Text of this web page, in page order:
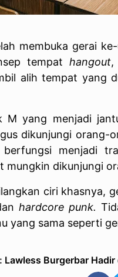
membuka gerai
tempathangout,
alih tempat yang
M yang menjadi
dikunjungi orang-
menjadi
mungkin dikunjungi
ciri khasnya,
hardcore punk.
yang sama seperti
Lawless Burgerbar